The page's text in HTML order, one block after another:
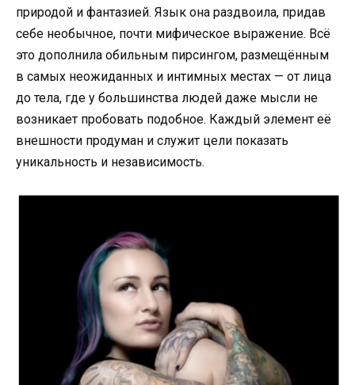
природой и фантазией. Язык она раздвоила, придав
себе необычное, почти мифическое выражение. Всё
это дополнила обильным пирсингом, размещённым
в самых неожиданных и интимных местах — от лица
до тела, где у большинства людей даже мысли не
возникает пробовать подобное. Каждый элемент её
внешности продуман и служит цели показать
уникальность и независимость.